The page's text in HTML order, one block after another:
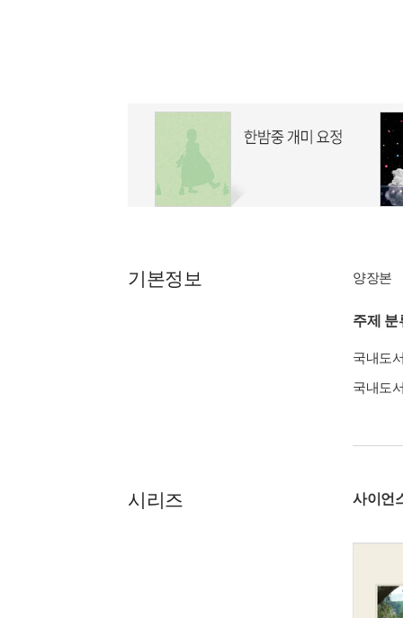
기본정보 양장본
주제 분
국내도
국내도
시리즈 사이언